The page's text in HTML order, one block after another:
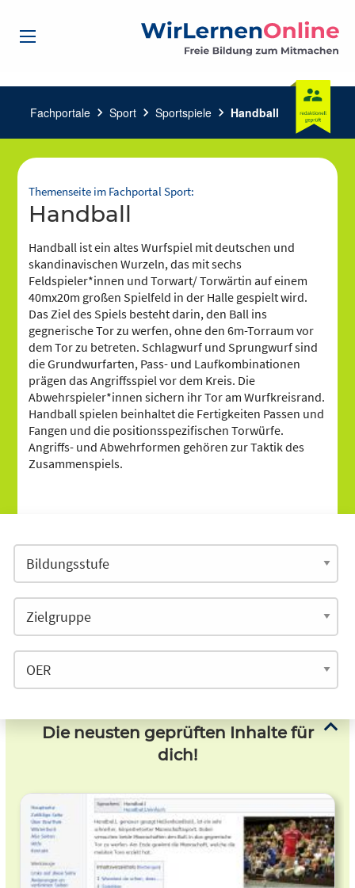
Fachportale chevron_right Sport chevron_right Sportspiele chevron_right Handball
Themenseite im Fachportal Sport:
Handball
Handball ist ein altes Wurfspiel mit deutschen und
skandinavischen Wurzeln, das mit sechs
Feldspieler*innen und Torwart/ Torwärtin auf einem
40mx20m großen Spielfeld in der Halle gespielt wird.
Das Ziel des Spiels besteht darin, den Ball ins
gegnerische Tor zu werfen, ohne den 6m-Torraum vor
dem Tor zu betreten. Schlagwurf und Sprungwurf sind
die Grundwurfarten, Pass- und Laufkombinationen
prägen das Angriffsspiel vor dem Kreis. Die
Abwehrspieler*innen sichern ihr Tor am Wurfkreisrand.
Handball spielen beinhaltet die Fertigkeiten Passen und
Fangen und die positionsspezifischen Torwürfe.
Angriffs- und Abwehrformen gehören zur Taktik des
Zusammenspiels.
Die neusten geprüften Inhalte für
dich!